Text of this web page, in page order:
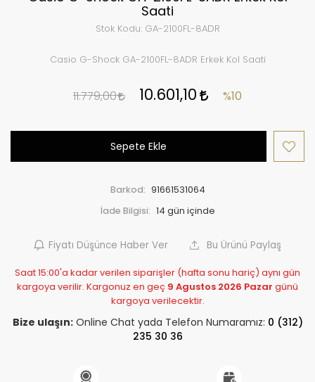
Saati
Stok Kodu:GA-2100FL-8ADR
Casio G-Shock GA-2100FL-8ADR Erkek Kol Saati
11.779,00 10.601,10 %10
Sepete Ekle
Barkod: 91661531064
İade Bilgisi:
Fiyatı Düşünce Haber Ver Bu Ürünü Paylaş
Saat 15:00'a kadar verilen siparişler (hafta sonu hariç) aynı gün
kargoya verilir. Kargonuz en geç 9 Agustos 2026 Pazar günü
kargoya verilecektir.
Bize ulaşın:Online Chat yada Telefon Numaramız: 0 (312)
235 30 36